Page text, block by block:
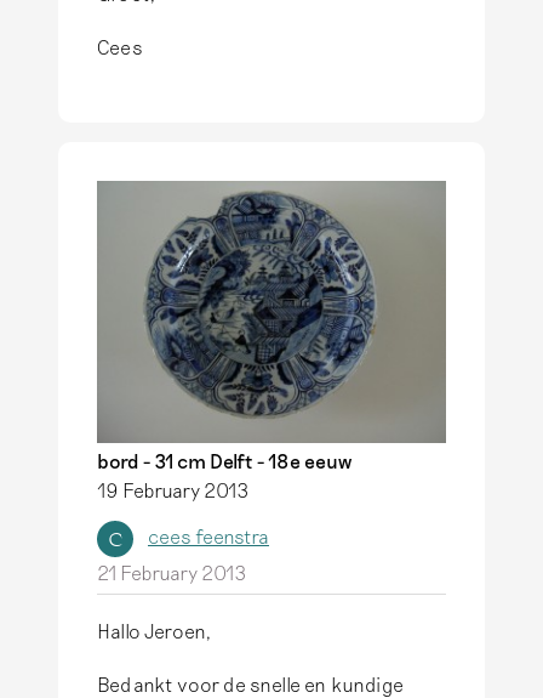
Cees
bord - 31 cm Delft - 18e eeuw
19 February 2013
C
cees feenstra
21 February 2013
Hallo Jeroen,
Bedankt voor de snelle en kundige